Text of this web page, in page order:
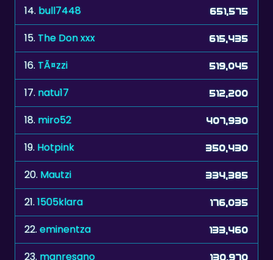
15. The Don xxx 615,435
16. TÃ¤zzi 519,045
17. natu17 512,200
18. miro52 407,930
19. Hotpink 350,430
20.Mautzi 334,385
21. 1505klara 176,035
22.eminentza 133,460
23. manresano 130,970
24.jday 116,430